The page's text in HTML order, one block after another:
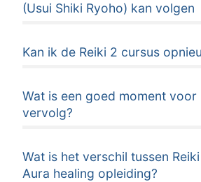
(Usui Shiki Ryoho) kan volgen
Kan ik de Reiki 2 cursus
Wat is een goed moment voor
vervolg?
Wat is het verschil tussen
Aura healing opleiding?